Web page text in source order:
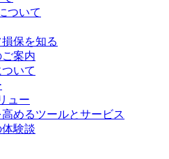
ついて
保を知る
案内
いて
ュー
めるツールとサービス
験談